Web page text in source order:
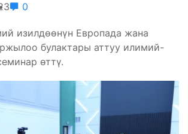
0
изилдөөнүн Европада жана
булактары аттуу илимий-
өттү.